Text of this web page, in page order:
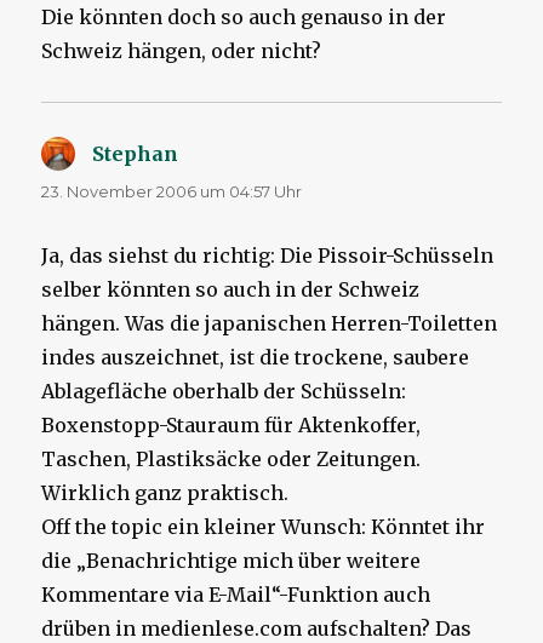
Die könnten doch so auch genauso in der
Schweiz hängen, oder nicht?
Stephan
23. November 2006 um 04:57 Uhr
Ja, das siehst du richtig: Die Pissoir-Schüsseln
selber könnten so auch in der Schweiz
hängen. Was die japanischen Herren-Toiletten
indes auszeichnet, ist die trockene, saubere
Ablagefläche oberhalb der Schüsseln:
Boxenstopp-Stauraum für Aktenkoffer,
Taschen, Plastiksäcke oder Zeitungen.
Wirklich ganz praktisch.
Off the topic ein kleiner Wunsch: Könntet ihr
die „Benachrichtige mich über weitere
Kommentare via E-Mail“-Funktion auch
drüben in medienlese.com aufschalten? Das